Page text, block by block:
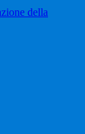
della